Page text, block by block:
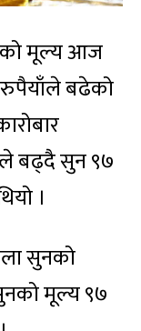
मूल्य आज
बढेको
बढ्दै सुन ९७
।
सुनको
मूल्य ९७